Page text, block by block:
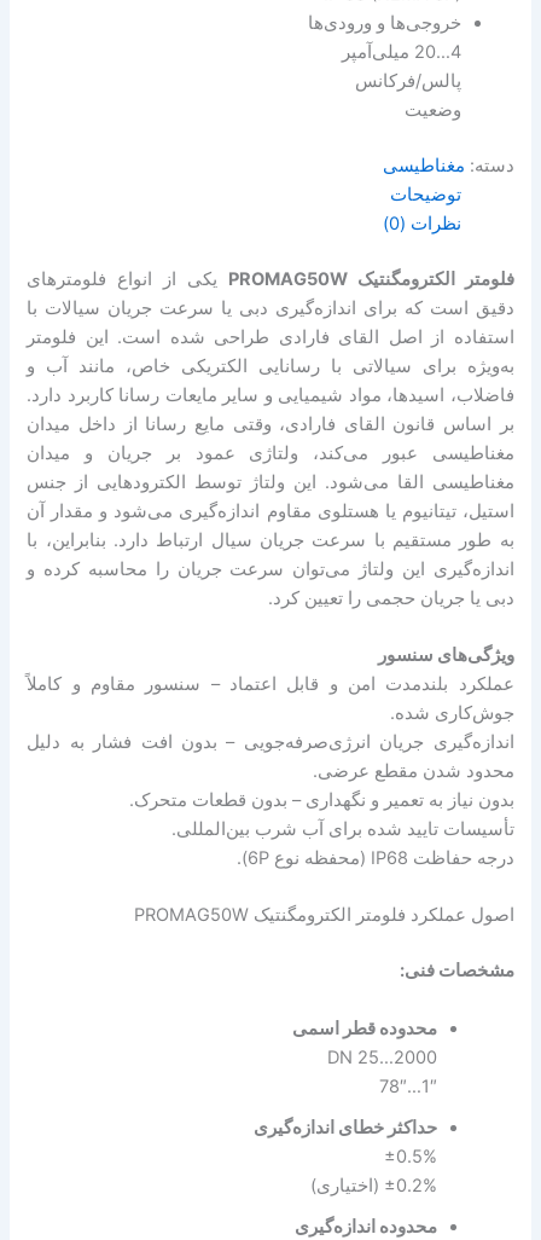
خروجی‌ها و ورودی‌ها
4…20 میلی‌آمپر
پالس/فرکانس
وضعیت
دسته: مغناطیسی
توضیحات
نظرات (0)
فلومتر الکترومگنتیک PROMAG50W
یکی از انواع فلومترهای
دقیق است که برای اندازه‌گیری دبی یا سرعت جریان سیالات با
استفاده از اصل القای فارادی طراحی شده است. این فلومتر
به‌ویژه برای سیالاتی با رسانایی الکتریکی خاص، مانند آب و
فاضلاب، اسیدها، مواد شیمیایی و سایر مایعات رسانا کاربرد دارد.
بر اساس قانون القای فارادی، وقتی مایع رسانا از داخل میدان
مغناطیسی عبور می‌کند، ولتاژی عمود بر جریان و میدان
مغناطیسی القا می‌شود. این ولتاژ توسط الکترودهایی از جنس
استیل، تیتانیوم یا هستلوی مقاوم اندازه‌گیری می‌شود و مقدار آن
به طور مستقیم با سرعت جریان سیال ارتباط دارد. بنابراین، با
اندازه‌گیری این ولتاژ می‌توان سرعت جریان را محاسبه کرده و
دبی یا جریان حجمی را تعیین کرد.
ویژگی‌های سنسور
عملکرد بلندمدت امن و قابل اعتماد – سنسور مقاوم و کاملاً
جوش‌کاری شده.
اندازه‌گیری جریان انرژی‌صرفه‌جویی – بدون افت فشار به دلیل
محدود شدن مقطع عرضی.
بدون نیاز به تعمیر و نگهداری – بدون قطعات متحرک.
تأسیسات تایید شده برای آب شرب بین‌المللی.
درجه حفاظت IP68 (محفظه نوع 6P).
اصول عملکرد فلومتر الکترومگنتیک PROMAG50W
مشخصات فنی:
محدوده قطر اسمی
DN 25…2000
1″…78″
حداکثر خطای اندازه‌گیری
±0.5%
±0.2% (اختیاری)
محدوده اندازه‌گیری